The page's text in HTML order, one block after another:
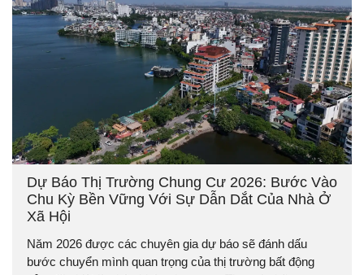
Dự Báo Thị Trường Chung Cư 2026: Bước Vào
Chu Kỳ Bền Vững Với Sự Dẫn Dắt Của Nhà Ở
Xã Hội
Năm 2026 được các chuyên gia dự báo sẽ đánh dấu
bước chuyển mình quan trọng của thị trường bất động